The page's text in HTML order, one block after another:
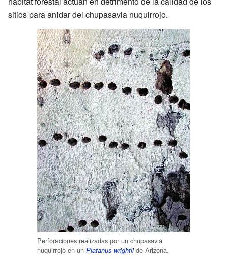
sitios para anidar del chupasavia nuquirrojo.
Perforaciones realizadas por un chupasavia
nuquirrojo en un Platanus wrightiide Arizona.